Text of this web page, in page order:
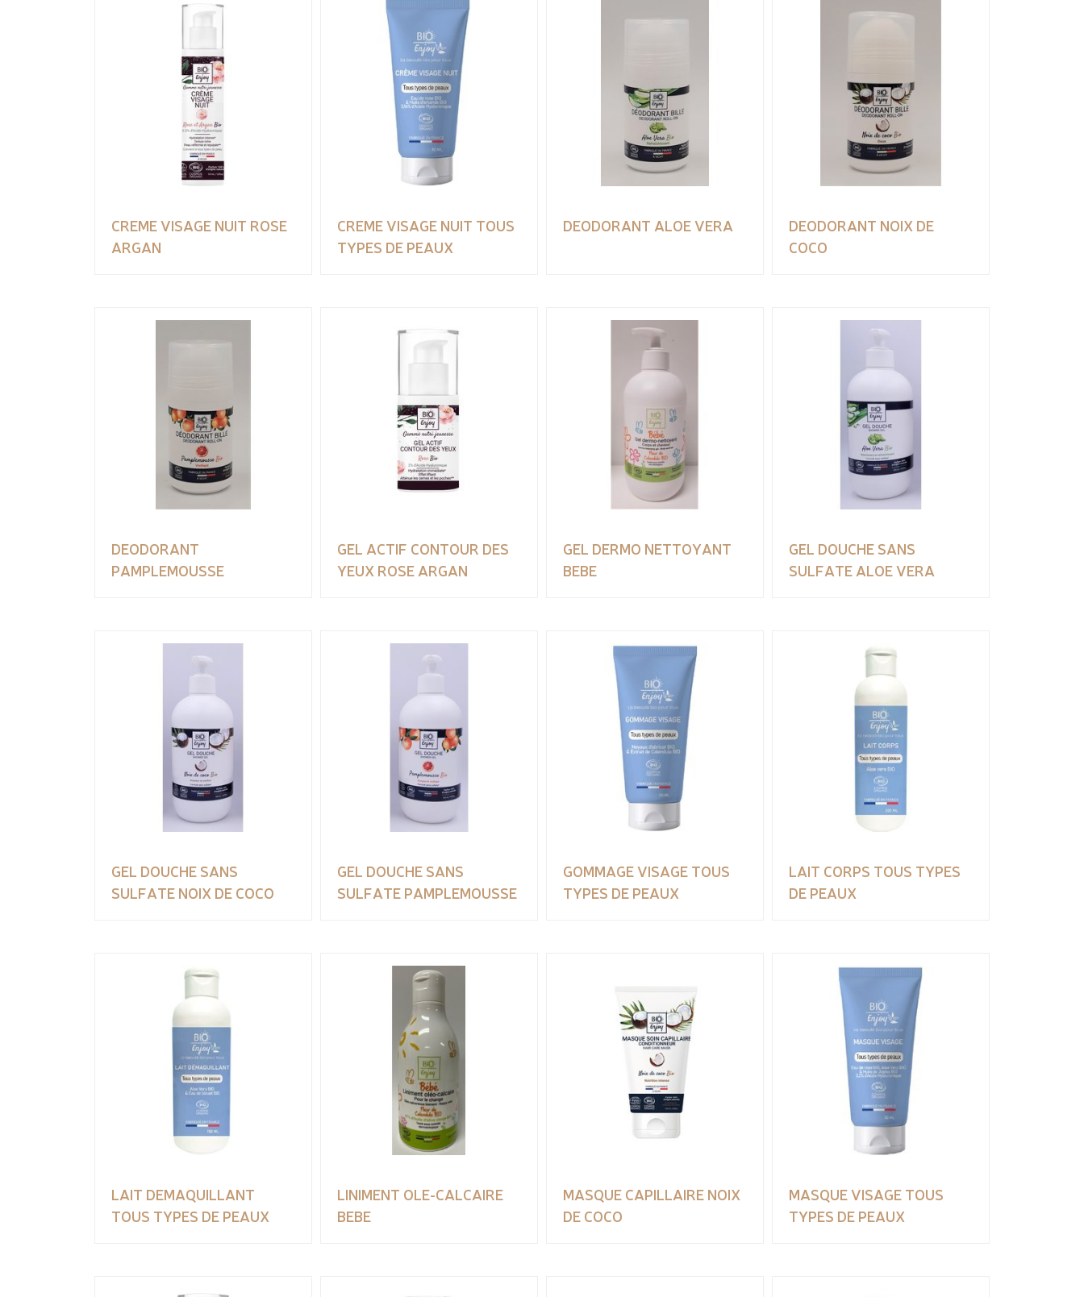
CREME VISAGE NUIT ROSE
ARGAN
CREME VISAGE NUIT TOUS
TYPES DE PEAUX
DEODORANT ALOE VERA
DEODORANT NOIX DE
COCO
DEODORANT
PAMPLEMOUSSE
GEL ACTIF CONTOUR DES
YEUX ROSE ARGAN
GEL DERMO NETTOYANT
BEBE
GEL DOUCHE SANS
SULFATE ALOE VERA
GEL DOUCHE SANS
SULFATE NOIX DE COCO
GEL DOUCHE SANS
SULFATE PAMPLEMOUSSE
GOMMAGE VISAGE TOUS
TYPES DE PEAUX
LAIT CORPS TOUS TYPES
DE PEAUX
LAIT DEMAQUILLANT
TOUS TYPES DE PEAUX
LINIMENT OLE-CALCAIRE
BEBE
MASQUE CAPILLAIRE NOIX
DE COCO
MASQUE VISAGE TOUS
TYPES DE PEAUX